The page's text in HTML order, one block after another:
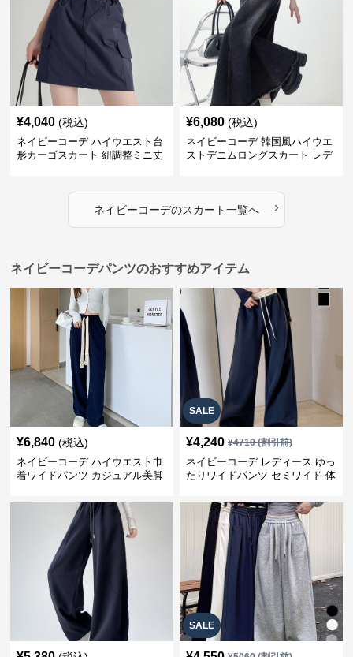
¥4,040 (税込)
ネイビーコーデ ハイウエスト台
形カーゴスカート 紐調整ミニ丈
¥6,080 (税込)
ネイビーコーデ 韓国風ハイウエ
ストデニムロングスカート レデ
ネイビーコーデのスカート一覧へ ›
ネイビーコーデパンツのおすすめアイテム
¥6,840 (税込)
ネイビーコーデ ハイウエスト巾
着ワイドパンツ カジュアル美脚
SALE
¥4,240 ¥4710(割引前)
ネイビーコーデ レディース ゆっ
たりワイドパンツ セミワイド 体
SALE